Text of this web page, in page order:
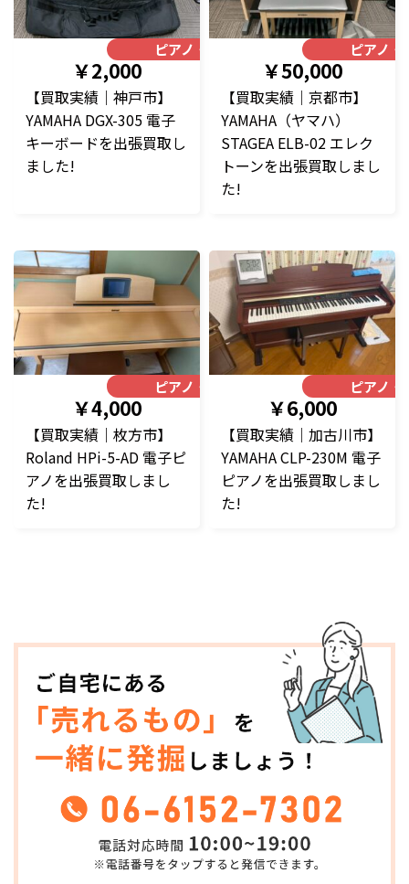
ピアノ・楽器
￥2,000
【買取実績｜神戸市】
YAMAHA DGX-305 電子
キーボードを出張買取し
ました!
ピアノ・
￥50,000
【買取実績｜京都市】
YAMAHA（ヤマハ）
STAGEA ELB-02 エレク
トーンを出張買取しまし
た!
ピアノ・楽器
￥4,000
【買取実績｜枚方市】
Roland HPi-5-AD 電子ピ
アノを出張買取しまし
た!
ピアノ・
￥6,000
【買取実績｜加古川市】
YAMAHA CLP-230M 電子
ピアノを出張買取しまし
た!